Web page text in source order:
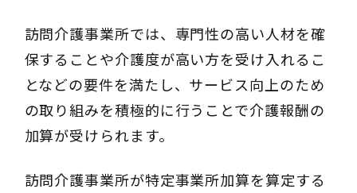
訪問介護事業所では、専門性の高い人材を確
保することや介護度が高い方を受け入れるこ
となどの要件を満たし、サービス向上のため
の取り組みを積極的に行うことで介護報酬の
加算が受けられます。
訪問介護事業所が特定事業所加算を算定する